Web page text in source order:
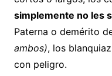
simplemente no les
Paterna o demérito
ambos), los
con peligro.